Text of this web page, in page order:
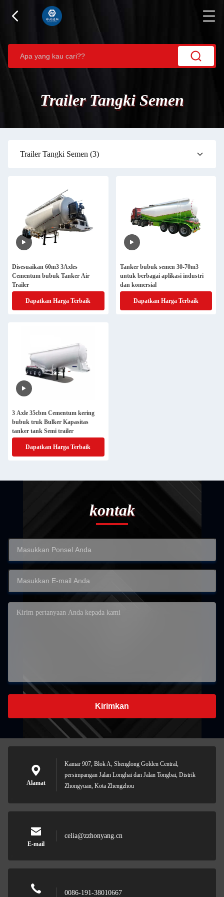
Trailer Tangki Semen
Trailer Tangki Semen (3)
Disesuaikan 60m3 3Axles
Cementum bubuk Tanker Air
Trailer
Dapatkan Harga Terbaik
Tanker bubuk semen 30-70m3
untuk berbagai aplikasi industri
dan komersial
Dapatkan Harga Terbaik
3 Axle 35cbm Cementum kering
bubuk truk Bulker Kapasitas
tanker tank Semi trailer
Dapatkan Harga Terbaik
kontak
Kirimkan
Alamat
Kamar 907, Blok A, Shenglong Golden Central,
persimpangan Jalan Longhai dan Jalan Tongbai, Distrik
Zhongyuan, Kota Zhengzhou
E-mail
celia@zzhonyang.cn
0086-191-38010667